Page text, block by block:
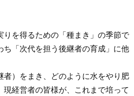
を得るための「種まき」の季節で
ち「次代を担う後継者の育成」に他
）をまき、どのように水をやり肥
経営者の皆様が、これまで培って